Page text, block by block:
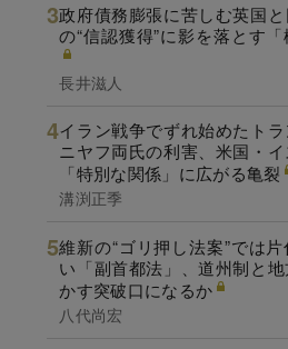
政府債務膨張に苦しむ英国
の“信認獲得”に影を落とす「
長井滋人
イラン戦争でずれ始めたト
ニヤフ両氏の利害、米国・
「特別な関係」に広がる亀裂
溝渕正季
維新の“ゴリ押し法案”では
い「副首都法」、道州制と
かす突破口になるか
八代尚宏